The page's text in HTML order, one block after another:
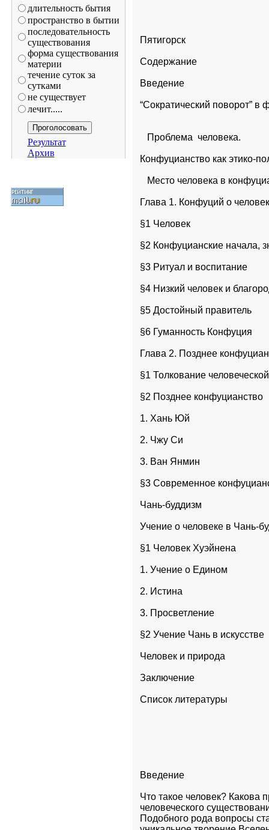
длительность бытия
пространство в бытии
последовательность
существования
форма существования
материи
течение суток за
сутками
не существует
лечит.....
Результат
Архив
Пятигорск
Содержание
Введение
Проблема  человека.
Конфуцианство как этико-
Место человека в
Глава 1. Конфуций о
§1 Человек
§2 Конфуцианские начала,
§3 Ритуал и воспитание
§4 Низкий человек и
§5 Достойный правитель
§6 Гуманность Конфуция
Глава 2. Позднее
§1 Толкование
§2 Позднее конфуцианство
1. Хань Юй
2. Чжу Си
3. Ван Янмин
§3 Современное
Чань-буддизм
Учение о человеке в Чань-
§1 Человек Хуэйнена
1. Учение о Едином
2. Истина
3. Просветление
§2 Учение Чань в искусстве
Человек и природа
Заключение
Список литературы
Введение
Что такое человек? Какова
человеческого
Подобного рода вопросы